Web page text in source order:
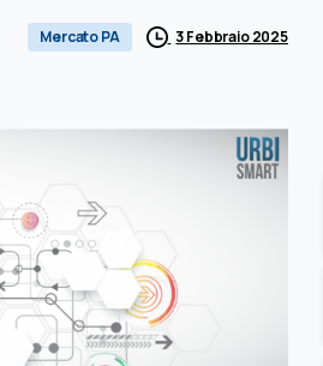
Mercato PA 3 Febbraio 2025